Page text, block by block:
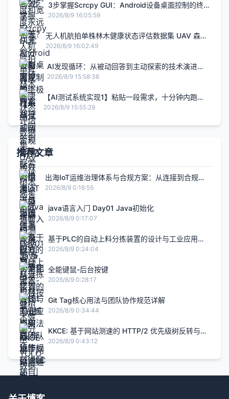
3步掌握Scrcpy GUI：Android设备桌面控制的终
极方案
2026/8/9 16:05:59
无人机航拍单株林木健康状态评估数据集 UAV 森林
树木病害枯死折断检测数据集 多季节无人机林业树
木健康分类 YOLO 数据集 高分辨率航拍森林单木状
态识别数据集 林区无人机树木枯死 / 折断健康评估
数
2026/8/9 16:02:49
AI发现循环：从被动回答到主动探索的技术演进与
实践
2026/8/9 15:58:38
【AI测试系统实现1】粘贴一段需求，十分钟内跑通
一次完整测试
2026/8/9 15:55:29
推荐文章
出海IoT运维治理体系与合规方案：从连接到合规的
完整实践
2026/8/9 0:16:55
java语言入门 Day01 Java初始化
2026/8/9 0:17:07
基于PLC的自动上料分拣装置的设计与工业应用研
究|毕设答辩|PLC项目|毕设项目|自动化项目
2026/8/9 0:24:04
全能键鼠-后台按键
2026/8/9 0:28:17
Git Tag核心用法与团队协作规范详解
2026/8/9 0:34:44
KKCE: 基于网站测速的 HTTP/2 优先级树反转与伪
并行阻塞分析-快快测
2026/8/9 0:43:12